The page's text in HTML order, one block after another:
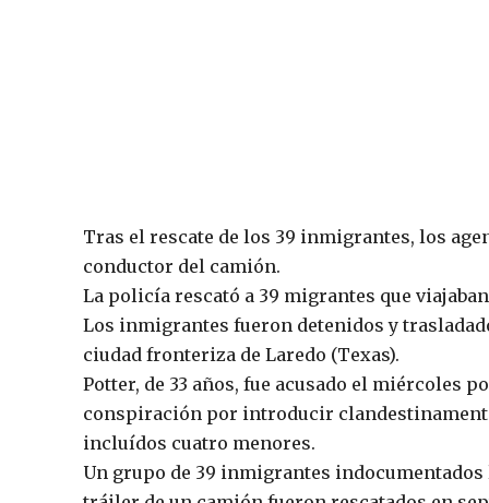
Tras el rescate de los 39 inmigrantes, los
conductor del camión.
La policía rescató a 39 migrantes que
Los inmigrantes fueron detenidos y
ciudad fronteriza de Laredo (Texas).
Potter, de 33 años, fue acusado el miércoles
conspiración por introducir
incluídos cuatro menores.
Un grupo de 39 inmigrantes